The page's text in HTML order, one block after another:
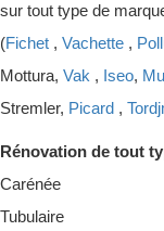
sur tout type de
(Fichet , Vachette ,
Mottura, Vak , Iseo,
Stremler, Picard ,
Rénovation de tout
Carénée
Tubulaire